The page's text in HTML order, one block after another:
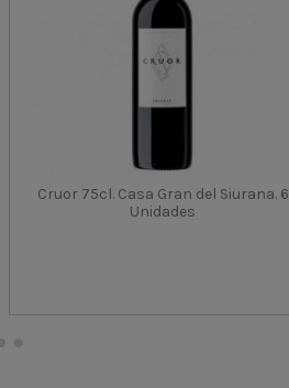
Cruor 75cl. Casa Gran del Siurana. 6
Unidades